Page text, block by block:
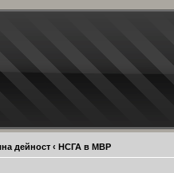
дейност ‹ НСГА в МВР